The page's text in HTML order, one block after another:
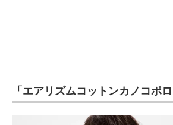
エネルギーの専門メディア
建設×テクノロジーの最前線
「エアリズムコットンカノコポ